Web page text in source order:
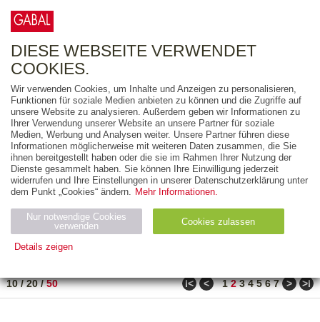
FREITEXT
AUSGABEART
AUS DER REIHE
ZUM THEMA
Neuerscheinung
Bestseller
PREIS
10/20/50 ǀ< < 1 2 3 4 5 6 7 > >ǀ
DIESE WEBSEITE VERWENDET
COOKIES.
Wir verwenden Cookies, um Inhalte und Anzeigen zu personalisieren,
Funktionen für soziale Medien anbieten zu können und die Zugriffe auf
unsere Website zu analysieren. Außerdem geben wir Informationen zu
Ihrer Verwendung unserer Website an unsere Partner für soziale
Medien, Werbung und Analysen weiter. Unsere Partner führen diese
Informationen möglicherweise mit weiteren Daten zusammen, die Sie
ihnen bereitgestellt haben oder die sie im Rahmen Ihrer Nutzung der
Dienste gesammelt haben. Sie können Ihre Einwilligung jederzeit
widerrufen und Ihre Einstellungen in unserer Datenschutzerklärung unter
dem Punkt „Cookies“ ändern. Mehr Informationen.
Nur notwendige Cookies
verwenden
Cookies zulassen
Details zeigen
Name Zweck
Ty